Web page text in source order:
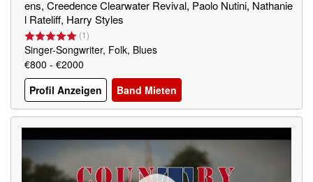
ens, Creedence Clearwater Revival, Paolo Nutini, Nathanie
l Rateliff, Harry Styles
(1)
Singer-Songwriter, Folk, Blues
€800 - €2000
Profil Anzeigen
Band Mieten